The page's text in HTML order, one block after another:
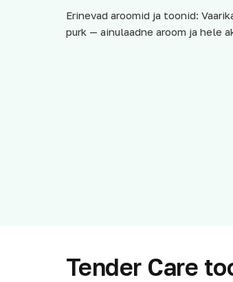
Erinevad aroomid ja toonid:
purk — ainulaadne aroom ja hele
Tender Care